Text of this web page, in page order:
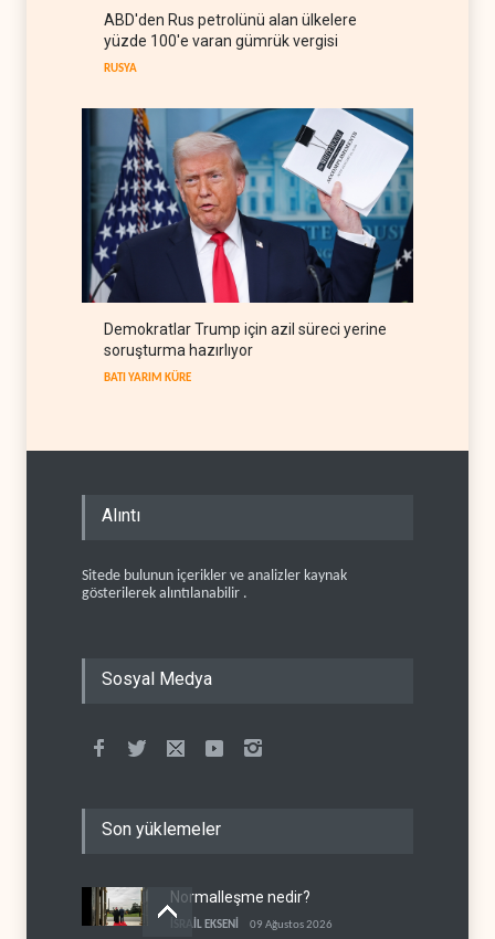
The Guardian: Trump’ın İran
stratejisi alay konusu oldu
ABD'den Rus petrolünü alan ülkelere
yüzde 100'e varan gümrük vergisi
RUSYA
Demokratlar Trump için azil süreci yerine
soruşturma hazırlıyor
BATI YARIM KÜRE
Alıntı
Sitede bulunun içerikler ve analizler kaynak
gösterilerek alıntılanabilir .
Sosyal Medya
Son yüklemeler
Normalleşme nedir?
İSRAİL EKSENİ 09 Ağustos 2026